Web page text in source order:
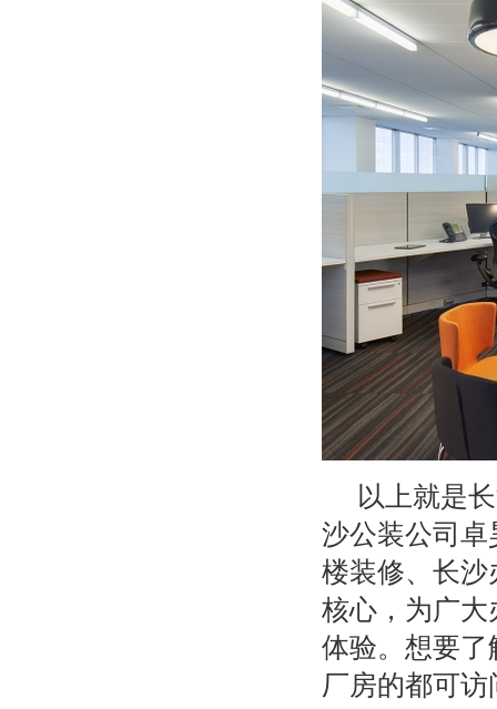
以上就是
沙公装公司
楼装修、长
核心，为广
体验。想要
厂房的都可